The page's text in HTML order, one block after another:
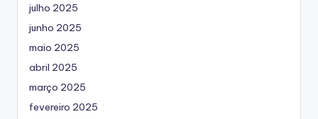
julho 2025
junho 2025
maio 2025
abril 2025
março 2025
fevereiro 2025